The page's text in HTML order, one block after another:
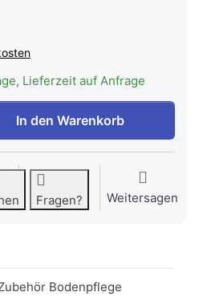
Lieferzeit auf Anfrage
VCA-SPA95/GL Einweg-
In den Warenkorb
Fragen? Weitersagen
Bodenpflege